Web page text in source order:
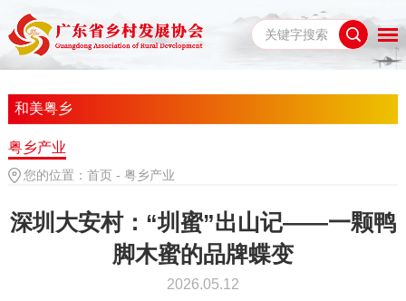
和美粤乡
粤乡产业
您的位置： 首页 - 粤乡产业
深圳大安村：“圳蜜”出山记——一颗鸭
脚木蜜的品牌蝶变
2026.05.12